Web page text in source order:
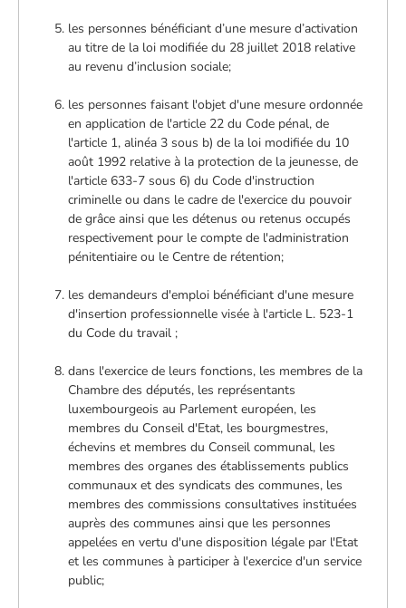
les personnes bénéficiant d’une mesure d’activation
au titre de la loi modifiée du 28 juillet 2018 relative
au revenu d’inclusion sociale;
les personnes faisant l'objet d'une mesure ordonnée
en application de l'article 22 du Code pénal, de
l'article 1, alinéa 3 sous b) de la loi modifiée du 10
août 1992 relative à la protection de la jeunesse, de
l'article 633-7 sous 6) du Code d'instruction
criminelle ou dans le cadre de l'exercice du pouvoir
de grâce ainsi que les détenus ou retenus occupés
respectivement pour le compte de l'administration
pénitentiaire ou le Centre de rétention;
les demandeurs d'emploi bénéficiant d'une mesure
d'insertion professionnelle visée à l'article L. 523-1
du Code du travail ;
dans l'exercice de leurs fonctions, les membres de la
Chambre des députés, les représentants
luxembourgeois au Parlement européen, les
membres du Conseil d'Etat, les bourgmestres,
échevins et membres du Conseil communal, les
membres des organes des établissements publics
communaux et des syndicats des communes, les
membres des commissions consultatives instituées
auprès des communes ainsi que les personnes
appelées en vertu d'une disposition légale par l'Etat
et les communes à participer à l'exercice d'un service
public;